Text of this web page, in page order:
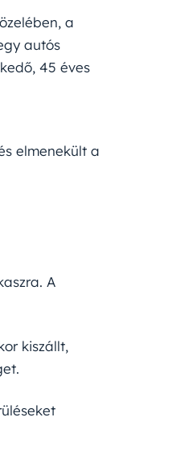
a
autós
45 éves
elmenekült a
A
kiszállt,